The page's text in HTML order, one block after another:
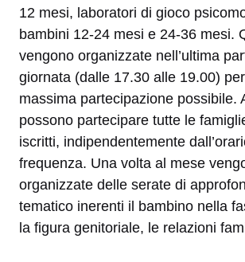
12 mesi, laboratori di gioco
bambini 12-24 mesi e 24-36 mesi.
vengono organizzate nell’ultima
giornata (dalle 17.30 alle 19.00)
massima partecipazione possibile.
possono partecipare tutte le
iscritti, indipendentemente
frequenza. Una volta al mese
organizzate delle serate di
tematico inerenti il bambino nella
la figura genitoriale, le relazioni